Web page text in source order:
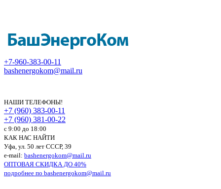
+7-960-383-00-11
bashenergokom@mail.ru
НАШИ ТЕЛЕФОНЫ!
+7 (960) 383-00-11
+7 (960) 381-00-22
c 9:00 до 18:00
КАК НАС НАЙТИ
Уфа, ул. 50 лет СССР, 39
e-mail: bashenergokom@mail.ru
ОПТОВАЯ СКИДКА ДО 40%
подробнее по bashenergokom@mail.ru